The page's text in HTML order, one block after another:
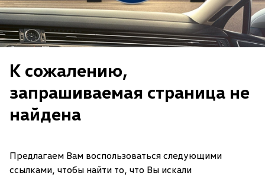
К сожалению,
запрашиваемая страница не
найдена
Предлагаем Вам воспользоваться следующими
ссылками, чтобы найти то, что Вы искали